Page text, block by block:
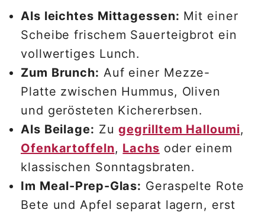
Als leichtes Mittagessen: Mit einer
Scheibe frischem Sauerteigbrot ein
vollwertiges Lunch.
Zum Brunch: Auf einer Mezze-
Platte zwischen Hummus, Oliven
und gerösteten Kichererbsen.
Als Beilage: Zugegrilltem Halloumi,
Ofenkartoffeln, Lachs oder einem
klassischen Sonntagsbraten.
Im Meal-Prep-Glas: Geraspelte Rote
Bete und Apfel separat lagern, erst